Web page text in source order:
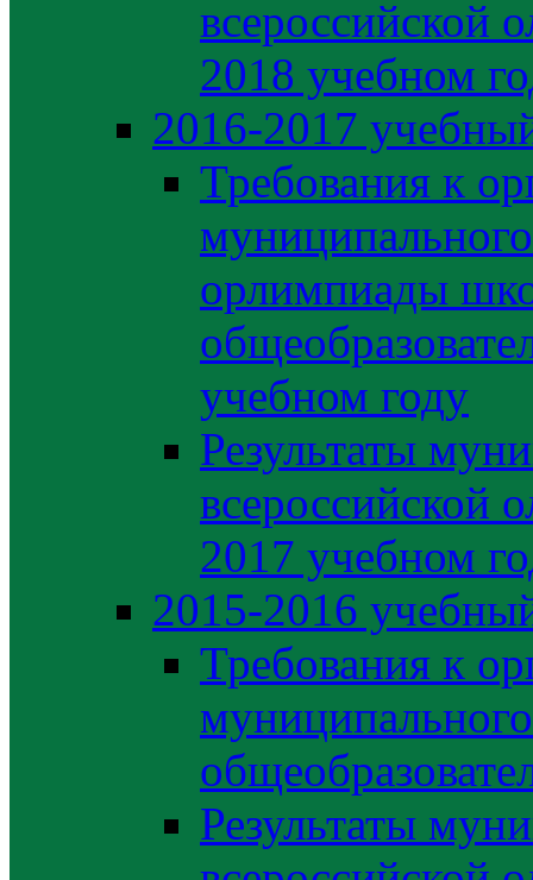
всероссийской
2018 учебном
2016-2017
Требования к
орлимпиады
учебном году
Результаты
всероссийской
2017 учебном
2015-2016
Требования к
Результаты